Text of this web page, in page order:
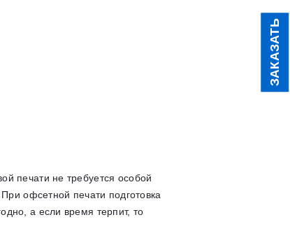
печати не требуется особой
офсетной печати подготовка
а если время терпит, то
ЗАКАЗАТЬ